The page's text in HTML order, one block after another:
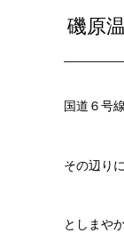
磯原
国道６号
その辺り
としまや